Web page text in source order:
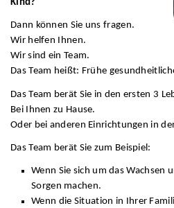
Kind?
Dann können Sie uns fragen.
Wir helfen Ihnen.
Wir sind ein Team.
Das Team heißt: Frühe
Das Team berät Sie in den ersten 3
Bei Ihnen zu Hause.
Oder bei anderen Einrichtungen in
Das Team berät Sie zum Beispiel:
Wenn Sie sich um das Wachsen
Sorgen machen.
Wenn die Situation in Ihrer